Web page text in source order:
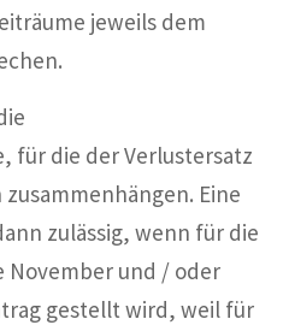
jeweils dem
für die der Verlustersatz
Eine
zulässig, wenn für die
November und / oder
gestellt wird, weil für